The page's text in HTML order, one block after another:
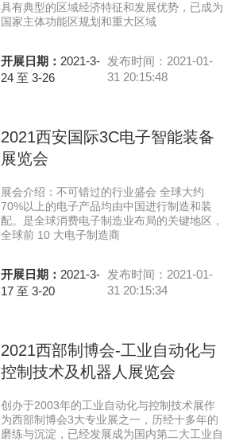
具有典型的区域经济特征和发展优势，已成为
国家主体功能区规划和重大区域
开展日期： 2021-3-
24 至 3-26
发布时间：2021-01-
31 20:15:48
2021西安国际3C电子智能装备
展览会
展会介绍：不可错过的行业盛会 全球大约
70%以上的电子产品均由中国进行制造和装
配。是全球消费电子制造业布局的关键地区，
全球前 10 大电子制造商
开展日期： 2021-3-
17 至 3-20
发布时间：2021-01-
31 20:15:34
2021西部制博会-工业自动化与
控制技术及机器人展览会
创办于2003年的工业自动化与控制技术展作
为西部制博会3大专业展之一，历经十多年的
磨练与沉淀，已经发展成为国内第二大工业自